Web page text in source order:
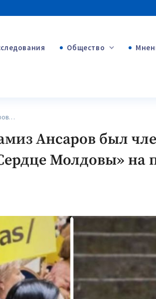
Общество
Ансаров был
Молдовы» на